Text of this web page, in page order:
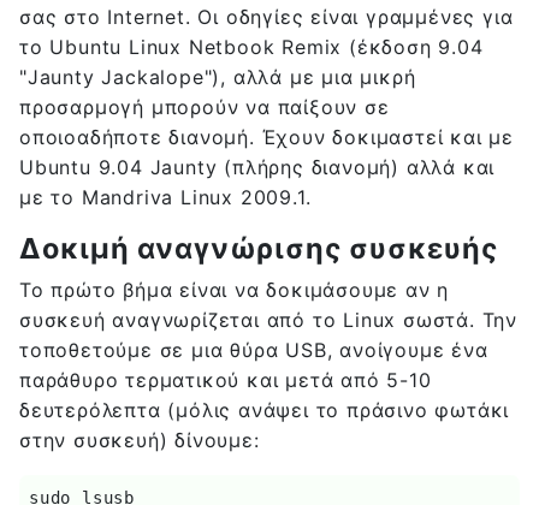
σας στο Internet. Οι οδηγίες είναι γραμμένες για
το Ubuntu Linux Netbook Remix (έκδοση 9.04
"Jaunty Jackalope"), αλλά με μια μικρή
προσαρμογή μπορούν να παίξουν σε
οποιοαδήποτε διανομή. Έχουν δοκιμαστεί και με
Ubuntu 9.04 Jaunty (πλήρης διανομή) αλλά και
με το Mandriva Linux 2009.1.
Δοκιμή αναγνώρισης συσκευής
Το πρώτο βήμα είναι να δοκιμάσουμε αν η
συσκευή αναγνωρίζεται από το Linux σωστά. Την
τοποθετούμε σε μια θύρα USB, ανοίγουμε ένα
παράθυρο τερματικού και μετά από 5-10
δευτερόλεπτα (μόλις ανάψει το πράσινο φωτάκι
στην συσκευή) δίνουμε:
sudo lsusb